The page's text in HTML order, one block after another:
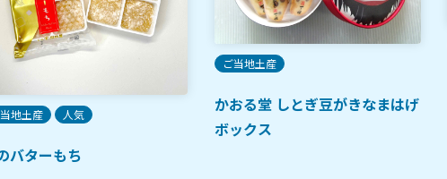
地土産 人気
バターもち
ご当地土産
かおる堂 しとぎ豆がきなまはげ
ボックス